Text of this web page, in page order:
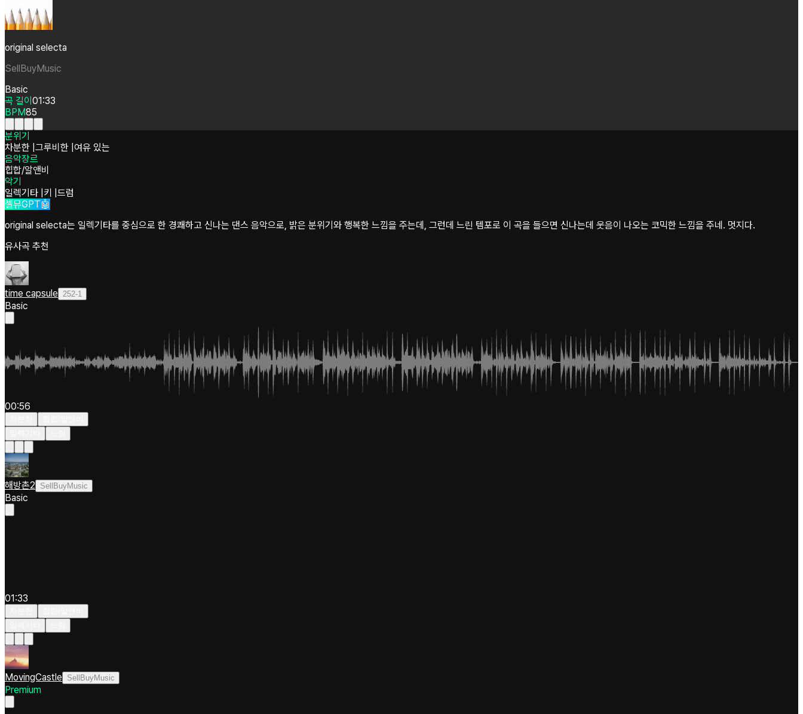
original selecta
SellBuyMusic
Basic
곡 길이 01:33
BPM85
분위기
차분한 그루비한 여유 있는
음악장르
힙합/알앤비
악기
일렉기타 키 드럼
셀뮤GPT🤖
original selecta는 일렉기타를 중심으로 한 경쾌하고 신나는 댄스 음악으로, 밝은 분위기와 행복한 느낌을 주는데, 그런데 느린 템포로 이 곡을 들으면 신나는데 웃음이 나오는 코믹한 느낌을 주네. 멋지다.
유사곡 추천
time capsule 252-1
Basic
00:56
해방촌2 SellBuyMusic
Basic
01:33
MovingCastle SellBuyMusic
Premium